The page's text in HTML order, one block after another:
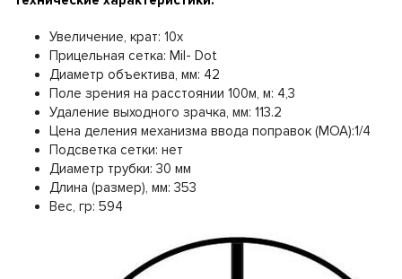
Увеличение, крат: 10x
Прицельная сетка: Mil- Dot
Диаметр объектива, мм: 42
Поле зрения на расстоянии 100м, м: 4,3
Удаление выходного зрачка, мм: 113.2
Цена деления механизма ввода поправок (MOA):1/4
Подсветка сетки: нет
Диаметр трубки: 30 мм
Длина (размер), мм: 353
Вес, гр: 594